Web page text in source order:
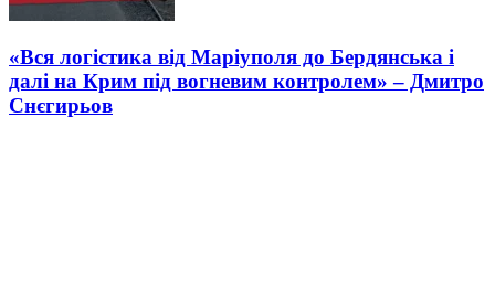
«Вся логістика від Маріуполя до Бердянська і
далі на Крим під вогневим контролем» – Дмитро
Снєгирьов